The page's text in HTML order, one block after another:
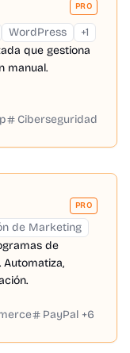
PRO
WordPress +1
que gestiona
manual.
Ciberseguridad
PRO
de Marketing
de
Automatiza,
PayPal +6